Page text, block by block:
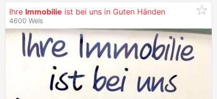
Ihre Immobilie ist bei uns in Guten Händen
4600 Wels